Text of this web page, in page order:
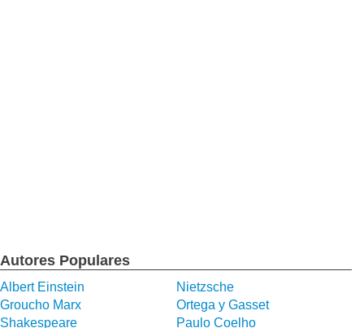
Autores Populares
Albert Einstein
Nietzsche
Groucho Marx
Ortega y Gasset
Shakespeare
Paulo Coelho